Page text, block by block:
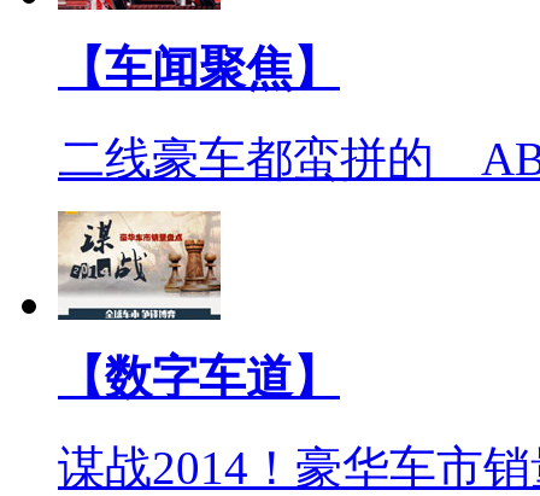
【车闻聚焦】
二线豪车都蛮拼的
【数字车道】
谋战2014！豪华车市